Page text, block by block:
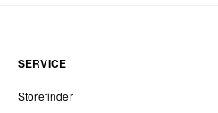
SERVICE
Storefinder